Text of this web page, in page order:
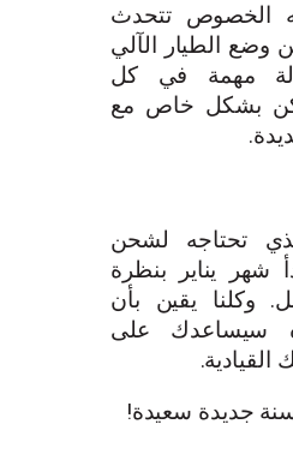
الخصوص تتحدث
وضع الطيار الآلي
مهمة في كل
بشكل خاص مع
تحتاجه لشحن
شهر يناير بنظرة
وكلنا يقين بأن
سيساعدك على
القيادية.
جديدة سعيدة!